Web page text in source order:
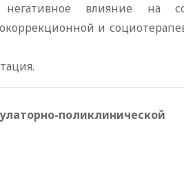
негативное влияние на
и
поликлинической